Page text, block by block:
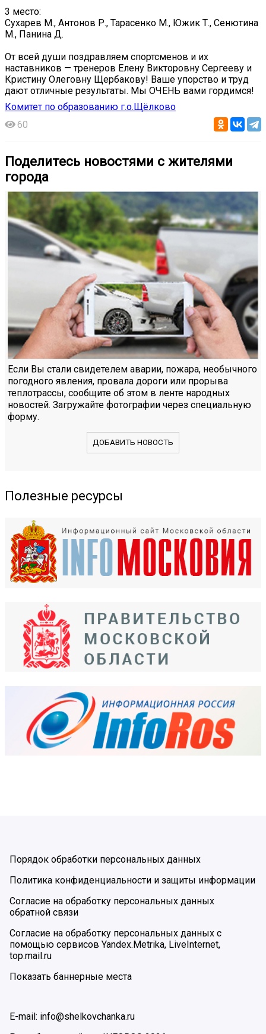
3 место:
Сухарев М., Антонов Р., Тарасенко М., Южик Т., Сенютина
М., Панина Д.
От всей души поздравляем спортсменов и их
наставников — тренеров Елену Викторовну Сергееву и
Кристину Олеговну Щербакову! Ваше упорство и труд
дают отличные результаты. Мы ОЧЕНЬ вами гордимся!
Комитет по образованию г.о.Щёлково
60
Поделитесь новостями с жителями
города
Если Вы стали свидетелем аварии, пожара, необычного
погодного явления, провала дороги или прорыва
теплотрассы, сообщите об этом в ленте народных
новостей. Загружайте фотографии через специальную
форму.
ДОБАВИТЬ НОВОСТЬ
Полезные ресурсы
Порядок обработки персональных данных
Политика конфиденциальности и защиты информации
Согласие на обработку персональных данных
обратной связи
Согласие на обработку персональных данных с
помощью сервисов Yandex.Metrika, LiveInternet,
top.mail.ru
Показать баннерные места
E-mail: info@shelkovchanka.ru